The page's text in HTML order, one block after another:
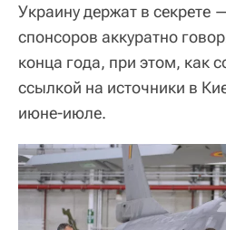
Украину держат в секрете
спонсоров аккуратно
конца года, при этом, как
ссылкой на источники в
июне-июле.